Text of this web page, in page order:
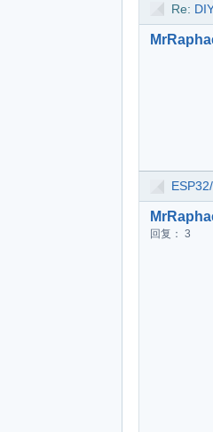
Re:
回复： 3